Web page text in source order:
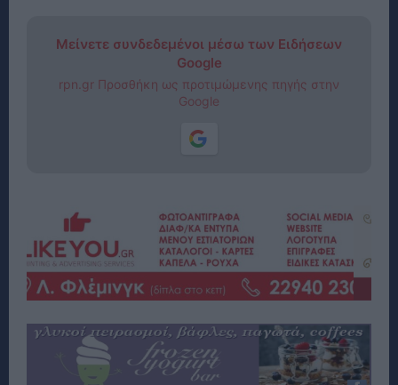
Μείνετε συνδεδεμένοι μέσω των Ειδήσεων
Google
rpn.gr Προσθήκη ως προτιμώμενης πηγής στην
Google